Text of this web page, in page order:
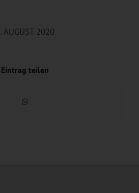
AUGUST 2020
Eintrag teilen